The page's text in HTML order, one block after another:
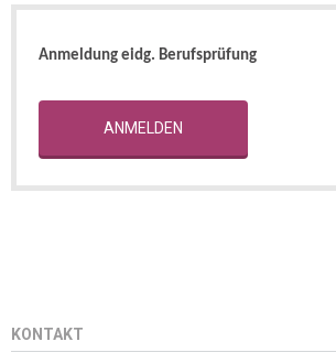
Anmeldung eidg. Berufsprüfung
ANMELDEN
KONTAKT